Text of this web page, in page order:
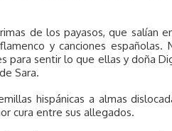
de los payasos, que salían
y canciones españolas.
para sentir lo que ellas y doña
Sara.
hispánicas a almas
cura entre sus allegados.